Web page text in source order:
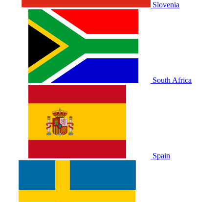
Slovenia
South Africa
Spain